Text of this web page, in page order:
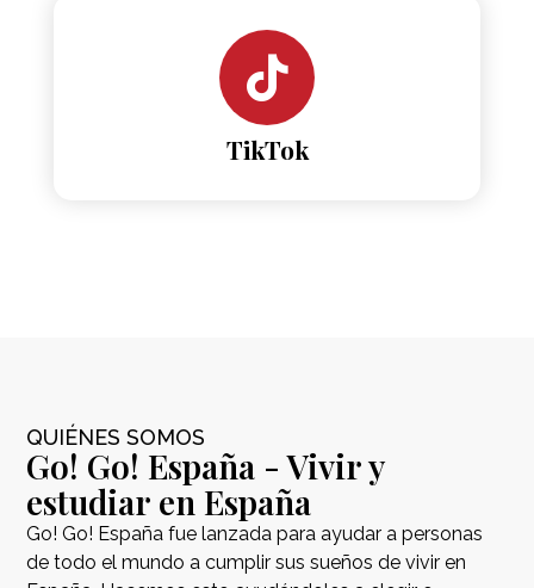
TikTok
QUIÉNES SOMOS
Go! Go! España - Vivir y
estudiar en España
Go! Go! España fue lanzada para ayudar a personas
de todo el mundo a cumplir sus sueños de vivir en